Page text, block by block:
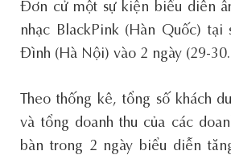
Đơn cử một sự kiện biểu diễn
nhạc BlackPink (Hàn Quốc) tại
Đình (Hà Nội) vào 2 ngày (29-
Theo thống kê, tổng số khách
và tổng doanh thu của các
bàn trong 2 ngày biểu diễn